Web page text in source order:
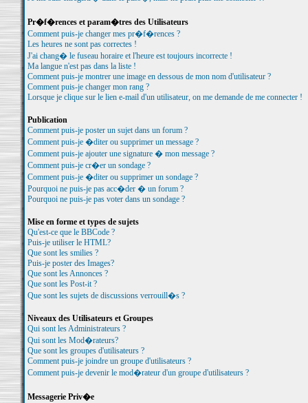
Pr�f�rences et param�tres des Utilisateurs
Comment puis-je changer mes pr�f�rences ?
Les heures ne sont pas correctes !
J'ai chang� le fuseau horaire et l'heure est toujours incorrecte !
Ma langue n'est pas dans la liste !
Comment puis-je montrer une image en dessous de mon nom d'utilisateur ?
Comment puis-je changer mon rang ?
Lorsque je clique sur le lien e-mail d'un utilisateur, on me demande de me connecter !
Publication
Comment puis-je poster un sujet dans un forum ?
Comment puis-je �diter ou supprimer un message ?
Comment puis-je ajouter une signature � mon message ?
Comment puis-je cr�er un sondage ?
Comment puis-je �diter ou supprimer un sondage ?
Pourquoi ne puis-je pas acc�der � un forum ?
Pourquoi ne puis-je pas voter dans un sondage ?
Mise en forme et types de sujets
Qu'est-ce que le BBCode ?
Puis-je utiliser le HTML?
Que sont les smilies ?
Puis-je poster des Images?
Que sont les Annonces ?
Que sont les Post-it ?
Que sont les sujets de discussions verrouill�s ?
Niveaux des Utilisateurs et Groupes
Qui sont les Administrateurs ?
Qui sont les Mod�rateurs?
Que sont les groupes d'utilisateurs ?
Comment puis-je joindre un groupe d'utilisateurs ?
Comment puis-je devenir le mod�rateur d'un groupe d'utilisateurs ?
Messagerie Priv�e